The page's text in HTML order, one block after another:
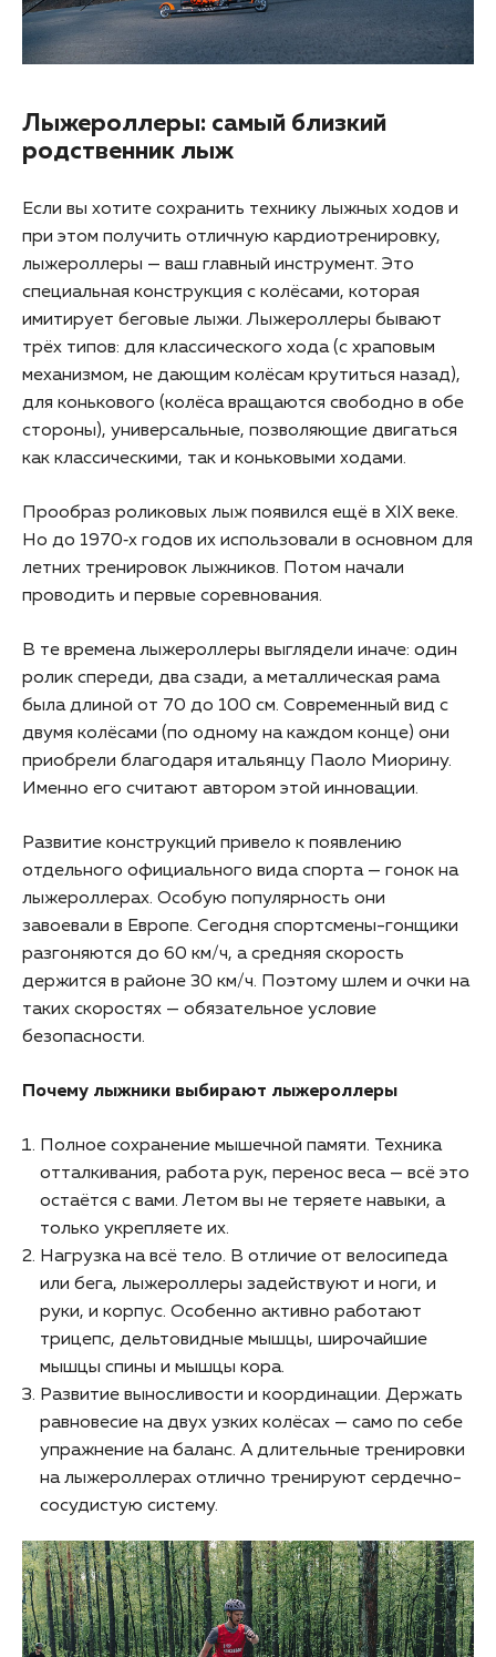
Лыжероллеры: самый близкий
родственник лыж
Если вы хотите сохранить технику лыжных ходов и
при этом получить отличную кардиотренировку,
лыжероллеры — ваш главный инструмент. Это
специальная конструкция с колёсами, которая
имитирует беговые лыжи. Лыжероллеры бывают
трёх типов: для классического хода (с храповым
механизмом, не дающим колёсам крутиться назад),
для конькового (колёса вращаются свободно в обе
стороны), универсальные, позволяющие двигаться
как классическими, так и коньковыми ходами.
Прообраз роликовых лыж появился ещё в XIX веке.
Но до 1970‑х годов их использовали в основном для
летних тренировок лыжников. Потом начали
проводить и первые соревнования.
В те времена лыжероллеры выглядели иначе: один
ролик спереди, два сзади, а металлическая рама
была длиной от 70 до 100 см. Современный вид с
двумя колёсами (по одному на каждом конце) они
приобрели благодаря итальянцу Паоло Миорину.
Именно его считают автором этой инновации.
Развитие конструкций привело к появлению
отдельного официального вида спорта — гонок на
лыжероллерах. Особую популярность они
завоевали в Европе. Сегодня спортсмены-гонщики
разгоняются до 60 км/ч, а средняя скорость
держится в районе 30 км/ч. Поэтому шлем и очки на
таких скоростях — обязательное условие
безопасности.
Почему лыжники выбирают лыжероллеры
Полное сохранение мышечной памяти. Техника
отталкивания, работа рук, перенос веса — всё это
остаётся с вами. Летом вы не теряете навыки, а
только укрепляете их.
Нагрузка на всё тело. В отличие от велосипеда
или бега, лыжероллеры задействуют и ноги, и
руки, и корпус. Особенно активно работают
трицепс, дельтовидные мышцы, широчайшие
мышцы спины и мышцы кора.
Развитие выносливости и координации. Держать
равновесие на двух узких колёсах — само по себе
упражнение на баланс. А длительные тренировки
на лыжероллерах отлично тренируют сердечно-
сосудистую систему.